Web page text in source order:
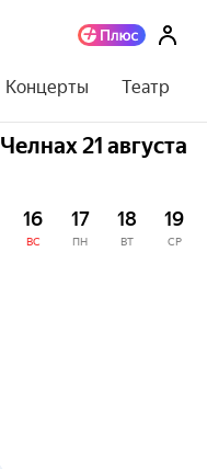
Концерты Театр
21 августа
16
ВС
17
ПН
18
ВТ
19
СР